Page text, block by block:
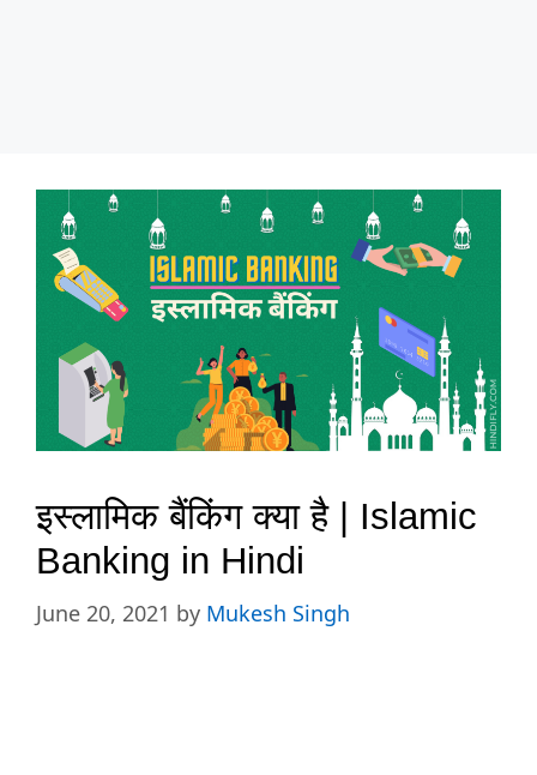
इस्लामिक बैंकिंग क्या है | Islamic
Banking in Hindi
June 20, 2021 by Mukesh Singh